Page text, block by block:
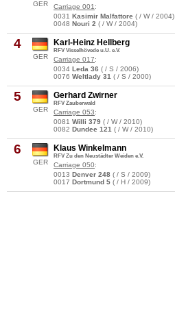
GER Carriage 001 :
0031 Kasimir Malfattore ( / W / 2004)
0048 Nouri 2 ( / W / 2004)
4
GER
Karl-Heinz Hellberg
RFV Visselhövede u.U. e.V.
Carriage 017:
0034 Leda 36 ( / S / 2006)
0076 Weltlady 31 ( / S / 2000)
5
GER
Gerhard Zwirner
RFV Zauberwald
Carriage 053:
0081 Willi 379 ( / W / 2010)
0082 Dundee 121 ( / W / 2010)
6
GER
Klaus Winkelmann
RFV Zu den Neustädter Weiden e.V.
Carriage 050:
0013 Denver 248 ( / S / 2009)
0017 Dortmund 5 ( / H / 2009)